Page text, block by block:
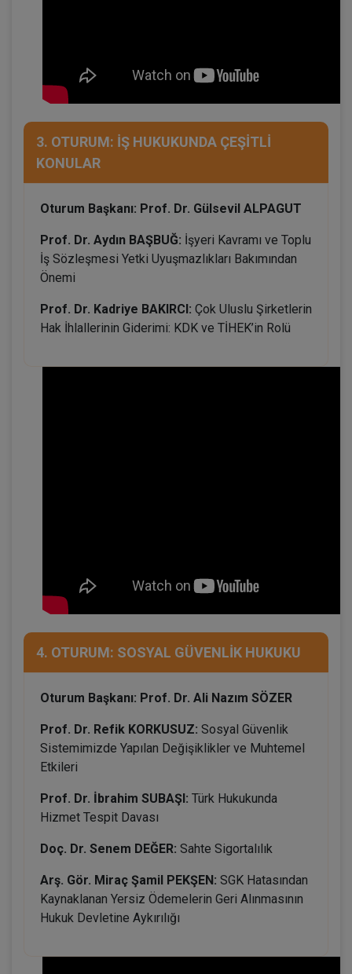
3. OTURUM: İŞ HUKUKUNDA ÇEŞİTLİ
KONULAR
Oturum Başkanı: Prof. Dr. Gülsevil ALPAGUT
Prof. Dr. Aydın BAŞBUĞ: İşyeri Kavramı ve Toplu
İş Sözleşmesi Yetki Uyuşmazlıkları Bakımından
Önemi
Prof. Dr. Kadriye BAKIRCI: Çok Uluslu Şirketlerin
Hak İhlallerinin Giderimi: KDK ve TİHEK’in Rolü
4. OTURUM: SOSYAL GÜVENLİK HUKUKU
Oturum Başkanı: Prof. Dr. Ali Nazım SÖZER
Prof. Dr. Refik KORKUSUZ: Sosyal Güvenlik
Sistemimizde Yapılan Değişiklikler ve Muhtemel
Etkileri
Prof. Dr. İbrahim SUBAŞI: Türk Hukukunda
Hizmet Tespit Davası
Doç. Dr. Senem DEĞER: Sahte Sigortalılık
Arş. Gör. Miraç Şamil PEKŞEN: SGK Hatasından
Kaynaklanan Yersiz Ödemelerin Geri Alınmasının
Hukuk Devletine Aykırılığı